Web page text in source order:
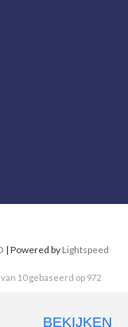
| Powered by Lightspeed
10gebaseerd op 972
BEKIJKEN